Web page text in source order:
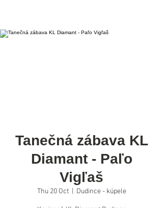
Tanečná zábava KL
Diamant - Paľo
Vigľaš
Thu 20 Oct
  |
Dudince - kúpele